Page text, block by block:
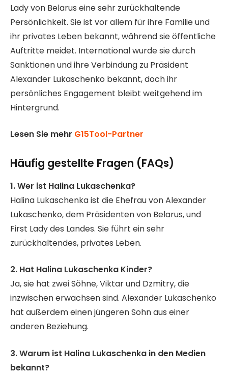
Lady von Belarus eine sehr zurückhaltende
Persönlichkeit. Sie ist vor allem für ihre Familie und
ihr privates Leben bekannt, während sie öffentliche
Auftritte meidet. International wurde sie durch
Sanktionen und ihre Verbindung zu Präsident
Alexander Lukaschenko bekannt, doch ihr
persönliches Engagement bleibt weitgehend im
Hintergrund.
Lesen Sie mehr G15Tool-Partner
Häufig gestellte Fragen (FAQs)
1. Wer ist Halina Lukaschenka?
Halina Lukaschenka ist die Ehefrau von Alexander
Lukaschenko, dem Präsidenten von Belarus, und
First Lady des Landes. Sie führt ein sehr
zurückhaltendes, privates Leben.
2. Hat Halina Lukaschenka Kinder?
Ja, sie hat zwei Söhne, Viktar und Dzmitry, die
inzwischen erwachsen sind. Alexander Lukaschenko
hat außerdem einen jüngeren Sohn aus einer
anderen Beziehung.
3. Warum ist Halina Lukaschenka in den Medien
bekannt?